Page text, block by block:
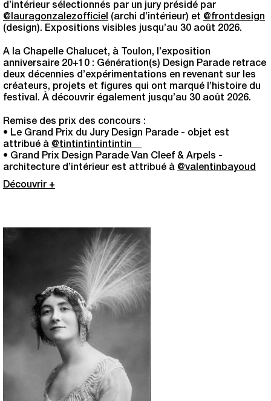
d’intérieur sélectionnés par un jury présidé par
@lauragonzalezofficiel (archi d’intérieur) et @frontdesign
(design). Expositions visibles jusqu’au 30 août 2026.
A la Chapelle Chalucet, à Toulon, l’exposition
anniversaire 20+10 : Génération(s) Design Parade retrace
deux décennies d’expérimentations en revenant sur les
créateurs, projets et figures qui ont marqué l’histoire du
festival. À découvrir également jusqu’au 30 août 2026.
Remise des prix des concours :
• Le Grand Prix du Jury Design Parade - objet est
attribué à @tintintintintintin__
• Grand Prix Design Parade Van Cleef & Arpels -
architecture d’intérieur est attribué à @valentinbayoud
Découvrir +